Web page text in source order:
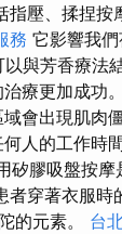
壓、揉捏按
務 它影響我
以與芳香療法
療更加成功。
會出現肌肉
人的工作時
矽膠吸盤按
穿著衣服時
的元素。 台